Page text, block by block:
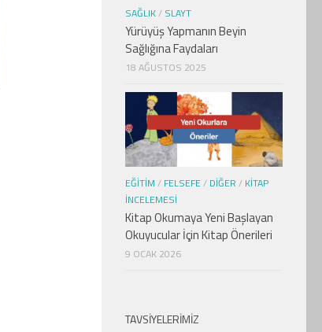
SAĞLIK/ SLAYT
Yürüyüş Yapmanın Beyin
Sağlığına Faydaları
18 AĞUSTOS 2025
EĞITIM / FELSEFE/ DIĞER / KITAP
İNCELEMESI
Kitap Okumaya Yeni Başlayan
Okuyucular İçin Kitap Önerileri
9 OCAK 2026
TAVSIYELERIMIZ